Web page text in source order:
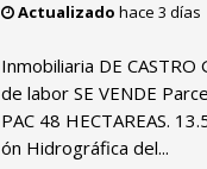
Actualizado hace 3 días
Inmobiliaria DE
de labor SE VENDE
PAC 48 HECTAREAS.
ón Hidrográfica del...